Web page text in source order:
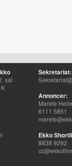
sal
Sekretariat:
Annoncer:
Merete
6111 5851
Ekko
8838 9292